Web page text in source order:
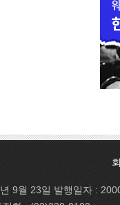
9월 23일 발행일자 :